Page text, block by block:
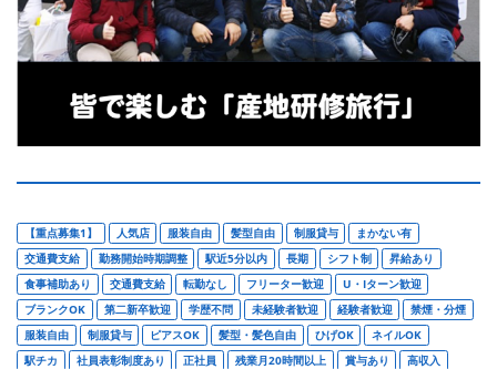
【重点募集1】 人気店 服装自由 髪型自由 制服貸与
まかない有
交通費支給
勤務開始時期調整 駅近5分以内 長期 シフト制
昇給あり
食事補助あり
交通費支給 転勤なし フリーター歓迎
U・Iターン歓迎
ブランクOK
第二新卒歓迎 学歴不問 未経験者歓迎 経験者歓迎
禁煙・分煙
服装自由
制服貸与 ピアスOK 髪型・髪色自由 ひげOK
ネイルOK
駅チカ
社員表彰制度あり 正社員 残業月20時間以上 賞与あり
高収入